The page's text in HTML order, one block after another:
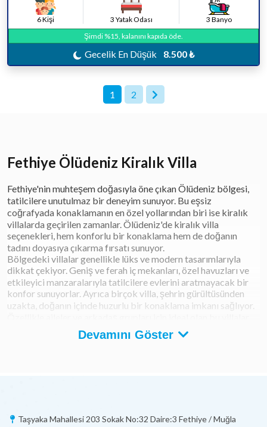
6 Kişi 3 Yatak Odası
3 Banyo
Şimdi %15, kalanını kapıda öde.
Gecelik En Düşük 8.500 ₺
1 2
Fethiye Ölüdeniz Kiralık Villa
Fethiye'nin muhteşem doğasıyla öne çıkan Ölüdeniz bölgesi,
tatilcilere unutulmaz bir deneyim sunuyor. Bu eşsiz
coğrafyada konaklamanın en özel yollarından biri ise kiralık
villalarda geçirilen zamanlar. Ölüdeniz'de kiralık villa
seçenekleri, hem konforlu bir konaklama hem de doğanın
tadını doyasıya çıkarma fırsatı sunuyor.
Bölgedeki villalar genellikle lüks ve modern tasarımlarıyla
dikkat çekiyor. Geniş ve ferah iç mekanları, özel havuzları ve
etkileyici manzaralarıyla tatilcilere evlerini aratmayacak bir
konfor sunuyorlar. Ayrıca birçok villa, şehrin gürültüsünden
uzakta, doğanın içinde huzurlu bir konaklama imkanı sağlıyor.
özgürlük ve rahatlık arayan tatilcilere hitap ediyor.
Ölüdeniz'in berrak turkuaz denizi ve etkileyici Babadağ
Ölüdeniz'de Kiralık Villa Tatil Paketleri
Devamını Göster
Taşyaka Mahallesi 203 Sokak No:32 Daire:3 Fethiye / Muğla